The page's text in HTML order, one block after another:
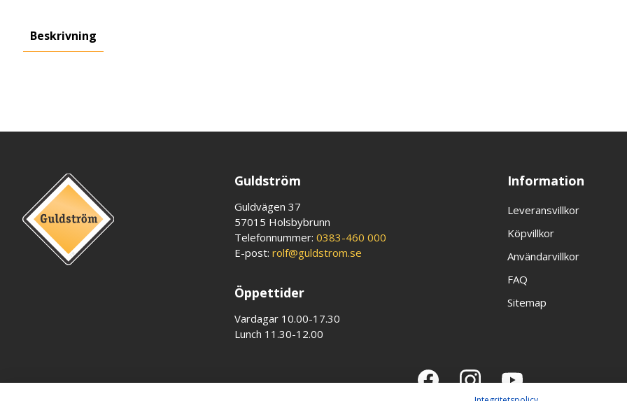
Beskrivning
Guldström
Guldvägen 37
57015 Holsbybrunn
Telefonnummer:0383-460 000
E-post:rolf@guldstrom.se
Öppettider
Vardagar 10.00-17.30
Lunch 11.30-12.00
Information
Leveransvillkor
Köpvillkor
Användarvillkor
FAQ
Sitemap